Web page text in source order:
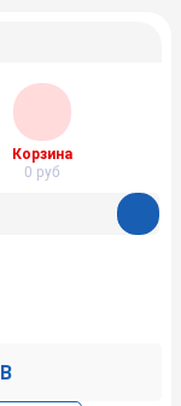
Корзина
0 руб